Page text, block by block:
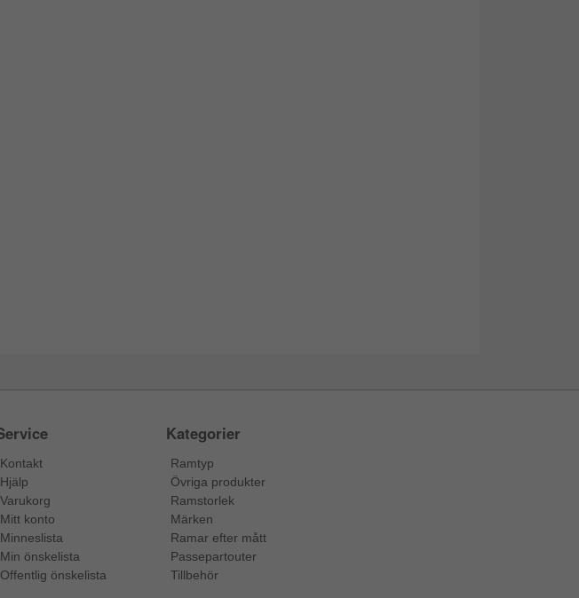
Kontakt
Hjälp
Varukorg
Mitt konto
Minneslista
Min önskelista
Offentlig önskelista
Kategorier
Ramtyp
Övriga produkter
Ramstorlek
Märken
Ramar efter mått
Passepartouter
Tillbehör